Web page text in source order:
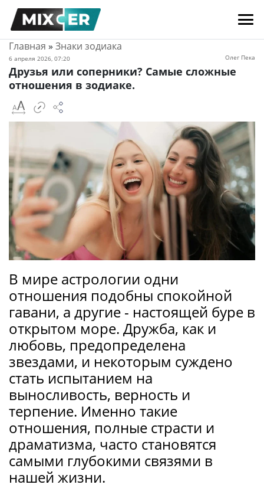
Главная » Знаки зодиака
6 апреля 2026, 07:20 Олег Пека
Друзья или соперники? Самые сложные
отношения в зодиаке.
В мире астрологии одни
отношения подобны спокойной
гавани, а другие - настоящей буре в
открытом море. Дружба, как и
любовь, предопределена
звездами, и некоторым суждено
стать испытанием на
выносливость, верность и
терпение. Именно такие
отношения, полные страсти и
драматизма, часто становятся
самыми глубокими связями в
нашей жизни.